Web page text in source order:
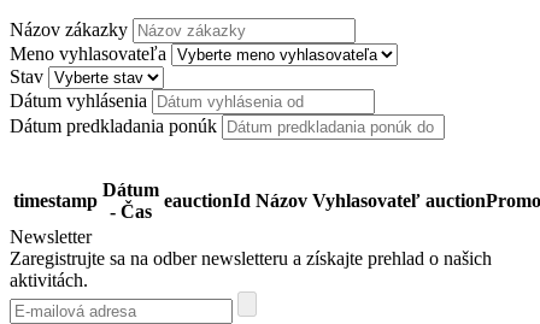
Názov zákazky
Meno vyhlasovateľa
Stav
Dátum vyhlásenia
Dátum predkladania ponúk
timestamp
Dátum
- Čas
eauctionId Názov Vyhlasovateľ
Newsletter
Zaregistrujte sa na odber newsletteru a získajte prehlad o našich
aktivitách.